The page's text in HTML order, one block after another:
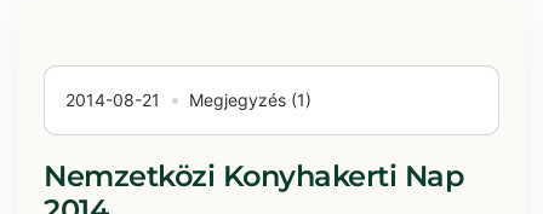
2014-08-21 Megjegyzés (1)
Nemzetközi Konyhakerti Nap